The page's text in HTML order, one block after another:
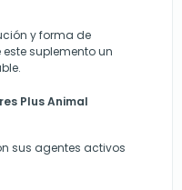
y forma de
suplemento un
Plus Animal
sus agentes activos